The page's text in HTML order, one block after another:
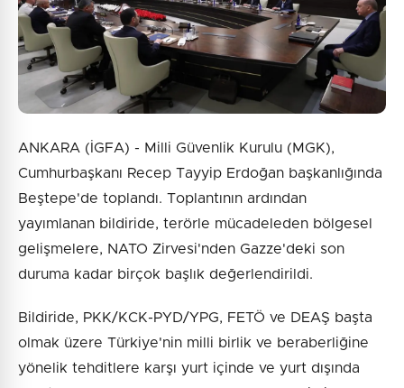
ANKARA (İGFA) - Milli Güvenlik Kurulu (MGK),
Cumhurbaşkanı Recep Tayyip Erdoğan başkanlığında
Beştepe'de toplandı. Toplantının ardından
yayımlanan bildiride, terörle mücadeleden bölgesel
gelişmelere, NATO Zirvesi'nden Gazze'deki son
duruma kadar birçok başlık değerlendirildi.
Bildiride, PKK/KCK-PYD/YPG, FETÖ ve DEAŞ başta
olmak üzere Türkiye'nin milli birlik ve beraberliğine
yönelik tehditlere karşı yurt içinde ve yurt dışında